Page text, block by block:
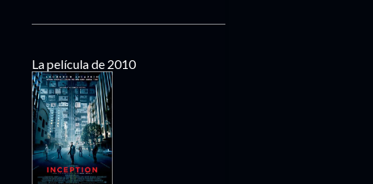
La película de 2010